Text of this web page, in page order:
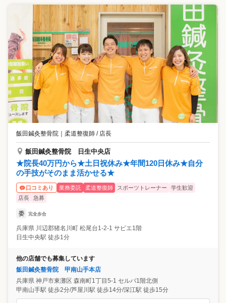
飯田鍼灸整骨院 柔道整復師 / 店長
飯田鍼灸整骨院 日生中央店
★院長40万円から★土日祝休み★年間120日休み★自分
の手技がそのまま活かせる★
口コミあり 業務委託 柔道整復師 スポーツトレーナー
学生歓迎
店長
急募
委 完全歩合
兵庫県 川辺郡猪名川町 松尾台1-2-1 サピエ1階
日生中央駅 徒歩1分
他の店舗でも募集しています
飯田鍼灸整骨院 甲南山手本店
兵庫県 神戸市東灘区 森南町1丁目5-1 セルバ1階北側
甲南山手駅 徒歩2分/芦屋川駅 徒歩14分/深江駅 徒歩15分